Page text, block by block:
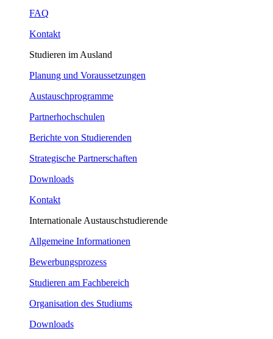
FAQ
Kontakt
Studieren im Ausland
Planung und Voraussetzungen
Austauschprogramme
Partnerhochschulen
Berichte von Studierenden
Strategische Partnerschaften
Downloads
Kontakt
Internationale Austauschstudierende
Allgemeine Informationen
Bewerbungsprozess
Studieren am Fachbereich
Organisation des Studiums
Downloads